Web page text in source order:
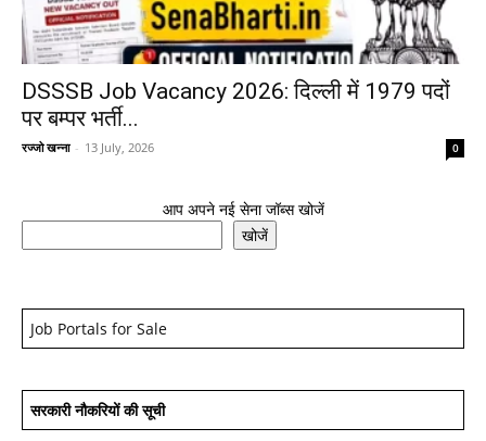
DSSSB Job Vacancy 2026: दिल्ली में 1979 पदों
पर बम्पर भर्ती...
रज्जो खन्ना - 13 July, 2026 0
आप अपने नई सेना जॉब्स खोजें
खोजें
Job Portals for Sale
सरकारी नौकरियों की सूची